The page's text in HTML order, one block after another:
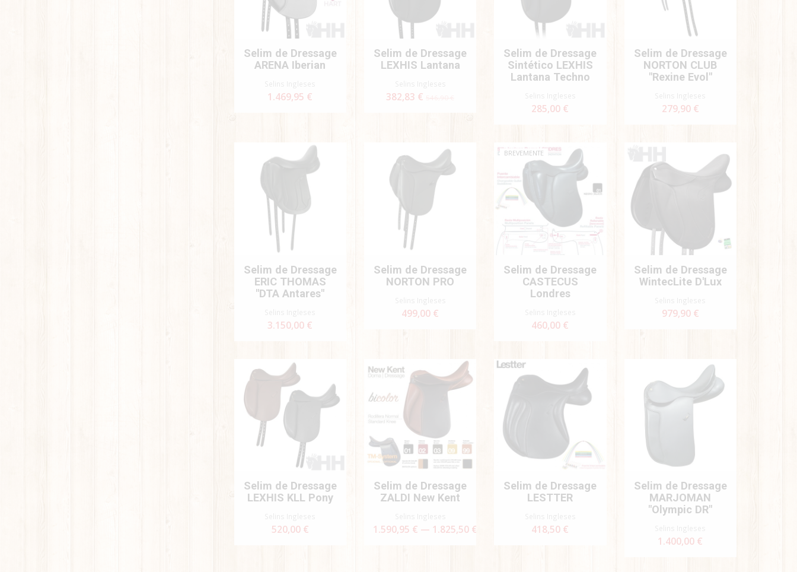
Selim de Dressage
ARENA Iberian
1.469,95 €
Selim de Dressage
LEXHIS Lantana
382,83 €
Selim de Dressage
Sintético LEXHIS
Lantana Techno
285,00 €
Selim de Dressage
NORTON CLUB
"Rexine Evol"
279,90 €
Selim de Dressage
ERIC THOMAS
"DTA Antares"
3.150,00 €
Selim de Dressage
NORTON PRO
499,00 €
BREVEMENTE
Selim de Dressage
CASTECUS
Londres
460,00 €
Selim de Dressage
WintecLite D'Lux
979,90 €
Selim de Dressage
LEXHIS KLL Pony
520,00 €
Selim de Dressage
ZALDI New Kent
1.590,95 € — 1.825,50 €
Selim de Dressage
LESTTER
418,50 €
Selim de Dressage
MARJOMAN
"Olympic DR"
1.400,00 €